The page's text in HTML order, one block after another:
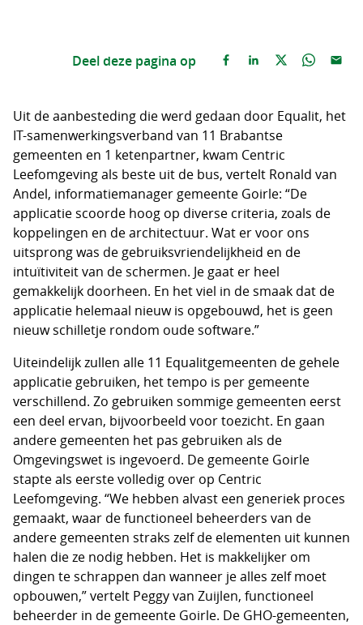
Deel deze pagina op
Uit de aanbesteding die werd gedaan door Equalit, het
IT-samenwerkingsverband van 11 Brabantse
gemeenten en 1 ketenpartner, kwam Centric
Leefomgeving als beste uit de bus, vertelt Ronald van
Andel, informatiemanager gemeente Goirle: “De
applicatie scoorde hoog op diverse criteria, zoals de
koppelingen en de architectuur. Wat er voor ons
uitsprong was de gebruiksvriendelijkheid en de
intuïtiviteit van de schermen. Je gaat er heel
gemakkelijk doorheen. En het viel in de smaak dat de
applicatie helemaal nieuw is opgebouwd, het is geen
nieuw schilletje rondom oude software.”
Uiteindelijk zullen alle 11 Equalitgemeenten de gehele
applicatie gebruiken, het tempo is per gemeente
verschillend. Zo gebruiken sommige gemeenten eerst
een deel ervan, bijvoorbeeld voor toezicht. En gaan
andere gemeenten het pas gebruiken als de
Omgevingswet is ingevoerd. De gemeente Goirle
stapte als eerste volledig over op Centric
Leefomgeving. “We hebben alvast een generiek proces
gemaakt, waar de functioneel beheerders van de
andere gemeenten straks zelf de elementen uit kunnen
halen die ze nodig hebben. Het is makkelijker om
dingen te schrappen dan wanneer je alles zelf moet
opbouwen,” vertelt Peggy van Zuijlen, functioneel
beheerder in de gemeente Goirle. De GHO-gemeenten,